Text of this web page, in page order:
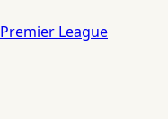
Premier League